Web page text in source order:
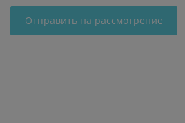
Отправить на рассмотрение